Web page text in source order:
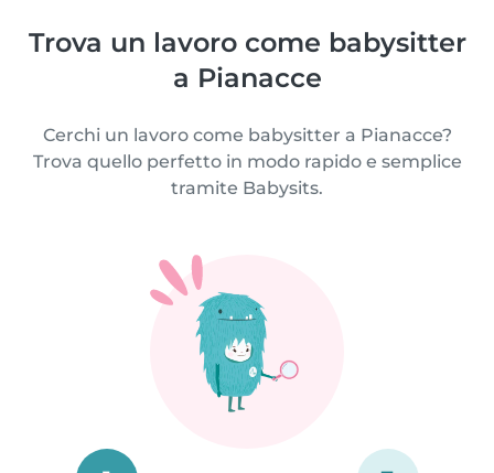
Trova un lavoro come babysitter
a Pianacce
Cerchi un lavoro come babysitter a Pianacce?
Trova quello perfetto in modo rapido e semplice
tramite Babysits.